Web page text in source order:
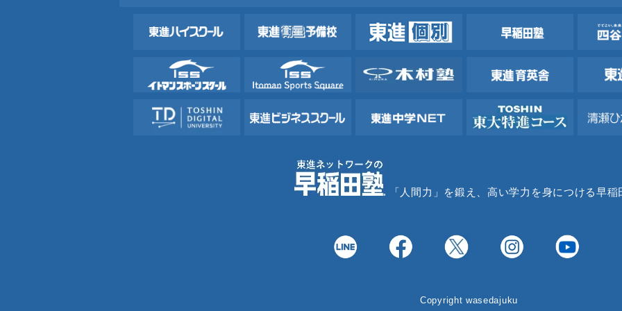
「人間力」を鍛え、高い学力を身につける早稲
Copyright wasedajuku